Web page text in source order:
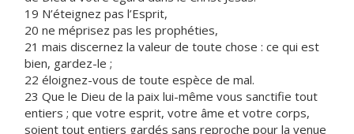
19 N’éteignez pas l’Esprit,
20 ne méprisez pas les prophéties,
21 mais discernez la valeur de toute chose : ce qui est
bien, gardez-le ;
22 éloignez-vous de toute espèce de mal.
23 Que le Dieu de la paix lui-même vous sanctifie tout
entiers ; que votre esprit, votre âme et votre corps,
soient tout entiers gardés sans reproche pour la venue